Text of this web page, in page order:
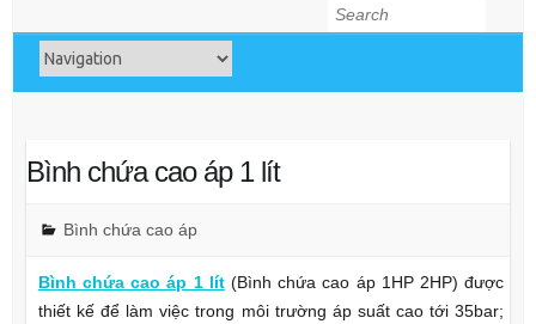
Search
Bình chứa cao áp 1 lít
Bình chứa cao áp
Bình chứa cao áp 1 lít(Bình chứa cao áp 1HP 2HP) được
thiết kế để làm việc trong môi trường áp suất cao tới 35bar;